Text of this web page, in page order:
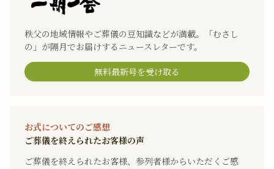
秩父の地域情報やご葬儀の豆知識などが満載。「むさし
の」が隔月でお届けするニュースレターです。
無料最新号を受け取る
お式についてのご感想
ご葬儀を終えられたお客様の声
ご葬儀を終えられたお客様、参列者様からいただくご感